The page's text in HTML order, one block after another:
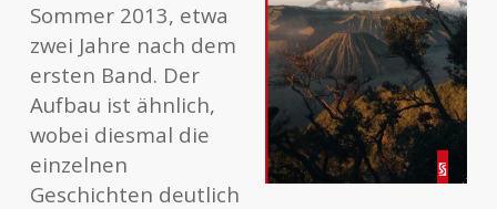
Sommer 2013, etwa
zwei Jahre nach dem
ersten Band. Der
Aufbau ist ähnlich,
wobei diesmal die
einzelnen
Geschichten deutlich